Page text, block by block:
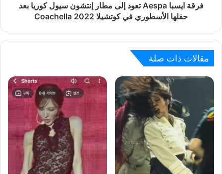
فرقة ايسبا Aespa تعود إلى مطار إنتشون سيول كوريا بعد
حفلها الأسطوري في كوتشيلا Coachella 2022
مقالات ذات صلة